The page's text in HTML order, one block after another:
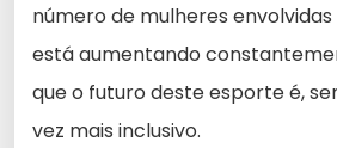
número de mulheres
está aumentando
que o futuro deste esporte é,
vez mais inclusivo.